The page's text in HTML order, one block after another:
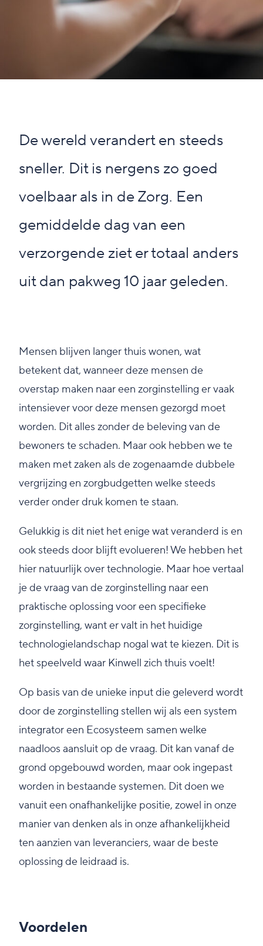
De wereld verandert en steeds
sneller. Dit is nergens zo goed
voelbaar als in de Zorg. Een
gemiddelde dag van een
verzorgende ziet er totaal anders
uit dan pakweg 10 jaar geleden.
Mensen blijven langer thuis wonen, wat
betekent dat, wanneer deze mensen de
overstap maken naar een zorginstelling er vaak
intensiever voor deze mensen gezorgd moet
worden. Dit alles zonder de beleving van de
bewoners te schaden. Maar ook hebben we te
maken met zaken als de zogenaamde dubbele
vergrijzing en zorgbudgetten welke steeds
verder onder druk komen te staan.
Gelukkig is dit niet het enige wat veranderd is en
ook steeds door blijft evolueren! We hebben het
hier natuurlijk over technologie. Maar hoe vertaal
je de vraag van de zorginstelling naar een
praktische oplossing voor een specifieke
zorginstelling, want er valt in het huidige
technologielandschap nogal wat te kiezen. Dit is
het speelveld waar Kinwell zich thuis voelt!
Op basis van de unieke input die geleverd wordt
door de zorginstelling stellen wij als een system
integrator een Ecosysteem samen welke
naadloos aansluit op de vraag. Dit kan vanaf de
grond opgebouwd worden, maar ook ingepast
worden in bestaande systemen. Dit doen we
vanuit een onafhankelijke positie, zowel in onze
manier van denken als in onze afhankelijkheid
ten aanzien van leveranciers, waar de beste
oplossing de leidraad is.
Voordelen